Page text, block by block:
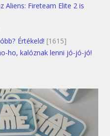
Fireteam Elite 2 is
Értékeld! [1615]
ho, kalóznak lenni jó-jó-jó!